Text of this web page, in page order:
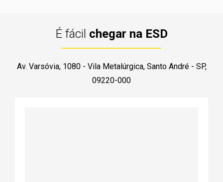
É fácil chegar na ESD
Av. Varsóvia, 1080 - Vila Metalúrgica, Santo André - SP,
09220-000